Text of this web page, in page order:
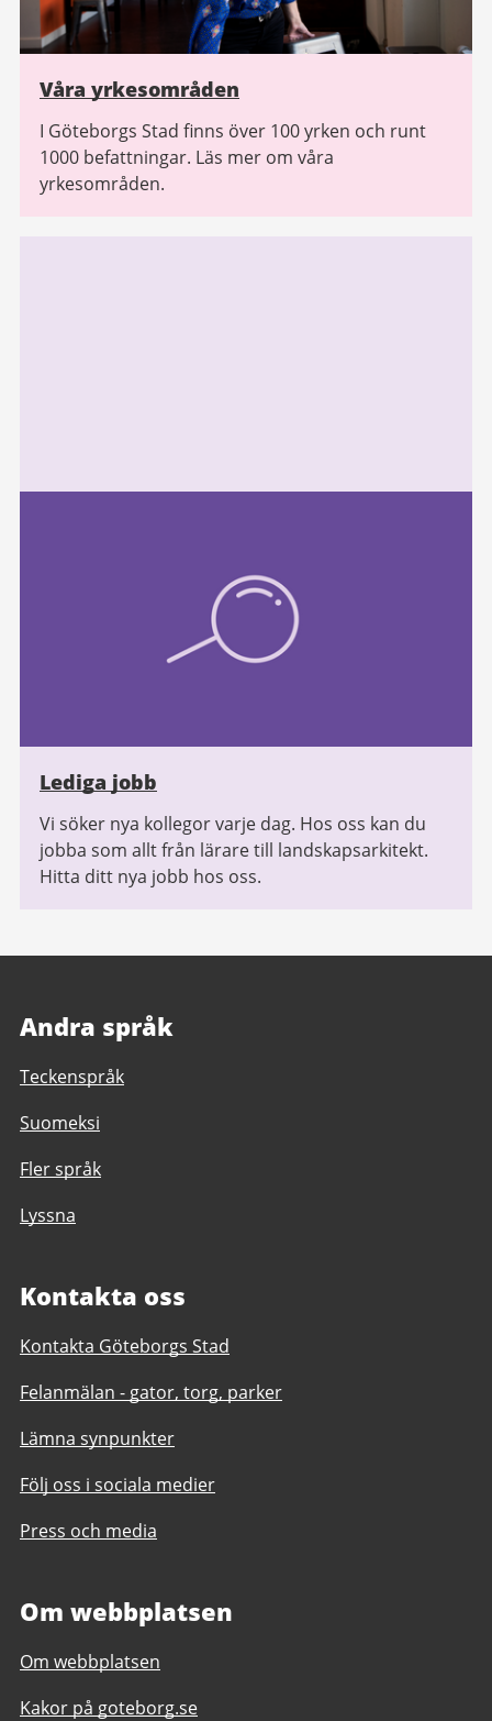
Våra yrkesområden
I Göteborgs Stad finns över 100 yrken och runt
1000 befattningar. Läs mer om våra
yrkesområden.
Lediga jobb
Vi söker nya kollegor varje dag. Hos oss kan du
jobba som allt från lärare till landskapsarkitekt.
Hitta ditt nya jobb hos oss.
Andra språk
Teckenspråk
Suomeksi
Fler språk
Lyssna
Kontakta oss
Kontakta Göteborgs Stad
Felanmälan - gator, torg, parker
Lämna synpunkter
Följ oss i sociala medier
Press och media
Om webbplatsen
Om webbplatsen
Kakor på goteborg.se